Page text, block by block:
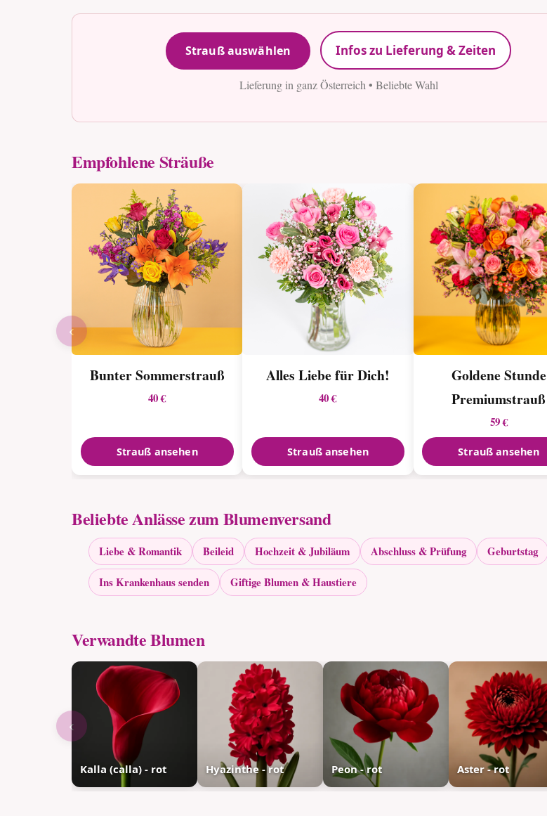
Strauß auswählen Infos zu Lieferung & Zeiten
Lieferung in ganz Österreich • Beliebte Wahl
Empfohlene Sträuße
Bunter Sommerstrauß
40 €
Strauß ansehen
Alles Liebe für Dich!
40 €
Strauß ansehen
Goldene Stunde
Premiumstrauß
59 €
Strauß ansehen
‹
Beliebte Anlässe zum Blumenversand
Liebe & Romantik Beileid Hochzeit & Jubiläum Abschluss & Prüfung Geburtstag
Ins Krankenhaus senden Giftige Blumen & Haustiere
Verwandte Blumen
Kalla (calla) - rot Hyazinthe - rot Peon - rot Aster - rot
‹